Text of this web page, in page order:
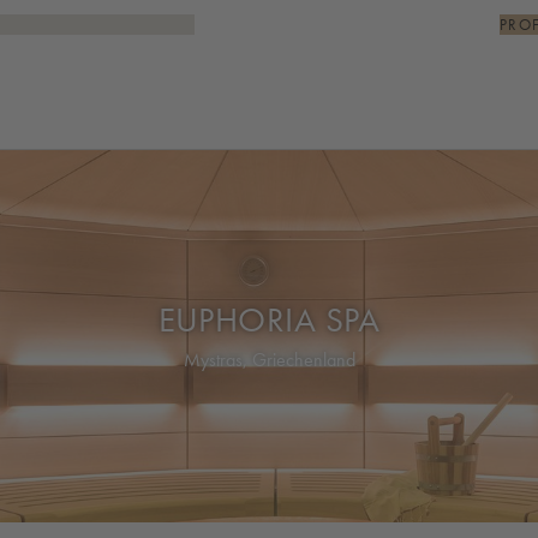
EUPHORIA SPA
Mystras, Griechenland